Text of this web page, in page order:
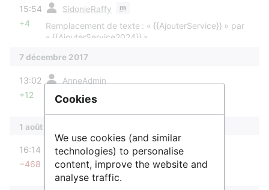
15:54 SidonieRaffy m
+4
Remplacement de texte : « {{AjouterService}} » par
« {{AjouterService2024}} »
7 décembre 2017
13:02 AnneAdmin
+12 Aucun résumé des modifications
1 août 2017
16:14 CiolekAnne
−468 Aucun résumé des modifications
Cookies
We use cookies (and similar
technologies) to personalise
content, improve the website and
analyse traffic.